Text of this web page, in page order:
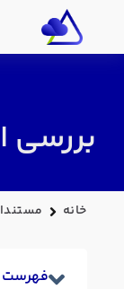
بررسی
خانه
فهرست